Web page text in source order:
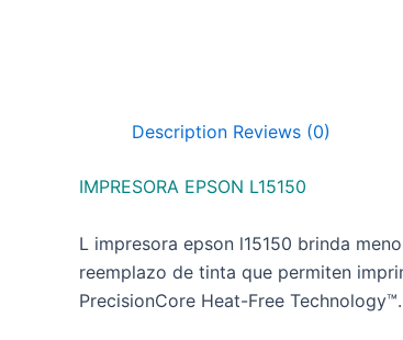
Description Reviews (0)
IMPRESORA EPSON L15150
L impresora epson l15150 brinda
reemplazo de tinta que permiten
PrecisionCore Heat-Free Technology™.